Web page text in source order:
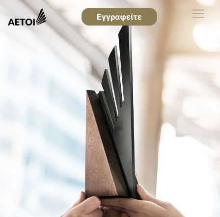
Εγγραφείτε